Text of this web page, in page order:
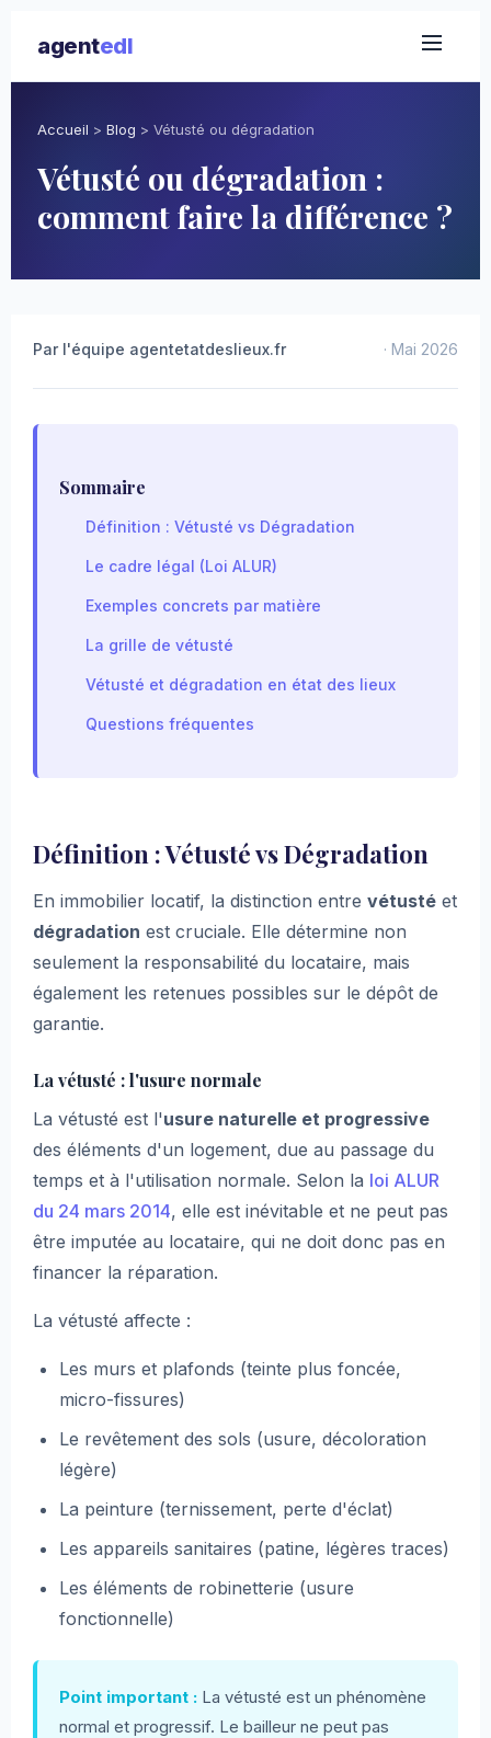
agentedl
Accueil > Blog > Vétusté ou dégradation
Vétusté ou dégradation :
comment faire la différence ?
Par l'équipe agentetatdeslieux.fr · Mai 2026
Sommaire
Définition : Vétusté vs Dégradation
Le cadre légal (Loi ALUR)
Exemples concrets par matière
La grille de vétusté
Vétusté et dégradation en état des lieux
Questions fréquentes
Définition : Vétusté vs Dégradation
En immobilier locatif, la distinction entre vétusté et
dégradation est cruciale. Elle détermine non
seulement la responsabilité du locataire, mais
également les retenues possibles sur le dépôt de
garantie.
La vétusté : l'usure normale
La vétusté est l'usure naturelle et progressive
des éléments d'un logement, due au passage du
temps et à l'utilisation normale. Selon la loi ALUR
du 24 mars 2014, elle est inévitable et ne peut pas
être imputée au locataire, qui ne doit donc pas en
financer la réparation.
La vétusté affecte :
Les murs et plafonds (teinte plus foncée,
micro-fissures)
Le revêtement des sols (usure, décoloration
légère)
La peinture (ternissement, perte d'éclat)
Les appareils sanitaires (patine, légères traces)
Les éléments de robinetterie (usure
fonctionnelle)
Point important : La vétusté est un phénomène
normal et progressif. Le bailleur ne peut pas